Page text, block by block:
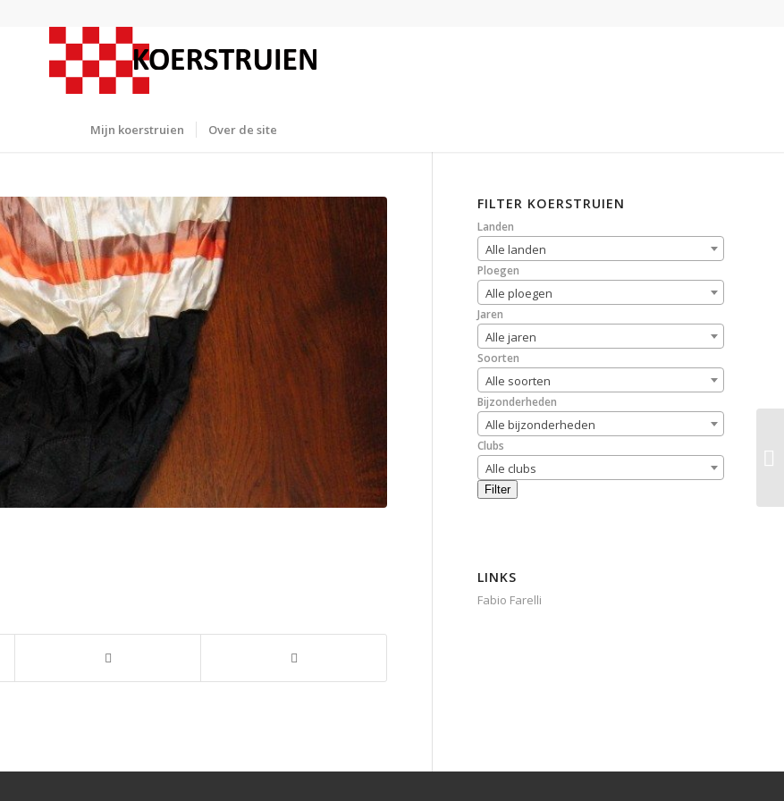
Mijn koerstruien Over de site
FILTER KOERSTRUIEN
Landen
Alle landen
Ploegen
Alle ploegen
Jaren
Alle jaren
Soorten
Alle soorten
Bijzonderheden
Alle bijzonderheden
Clubs
Alle clubs
Filter
LINKS
Fabio Farelli